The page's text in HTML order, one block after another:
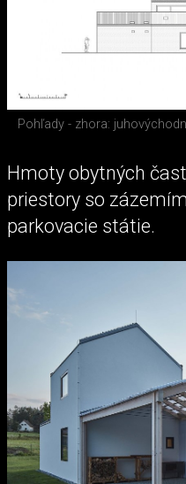
Pohľady - zhora:
Hmoty obytných
priestory so
parkovacie státie.